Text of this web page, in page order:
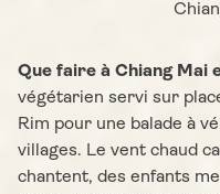
Que faire à Chiang Mai
végétarien servi sur
Rim pour une balade à
villages. Le vent chaud
chantent, des enfants